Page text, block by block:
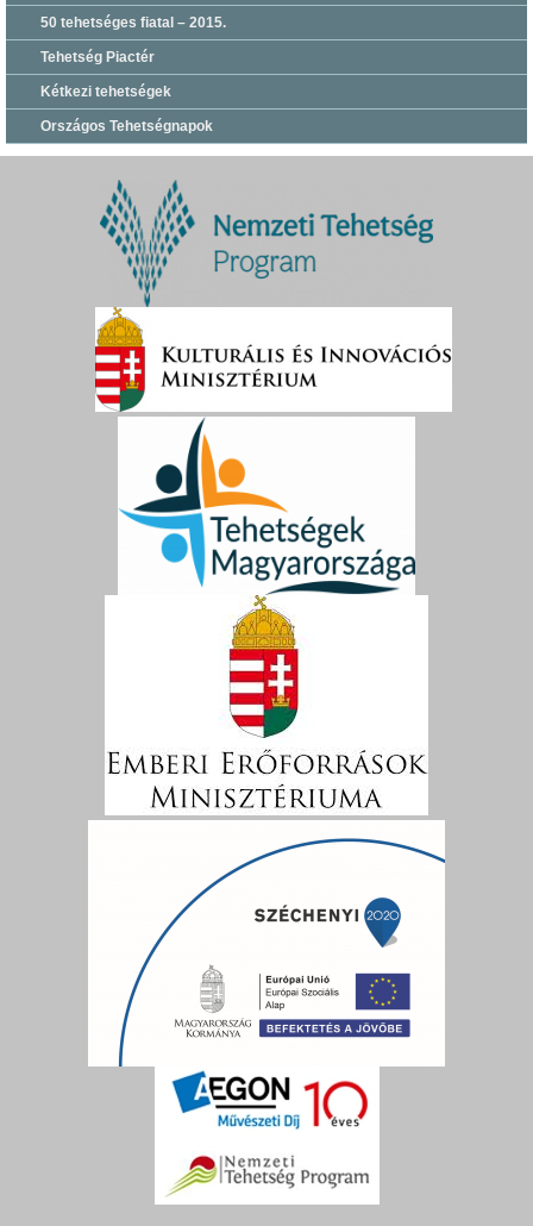
50 tehetséges fiatal – 2015.
Tehetség Piactér
Kétkezi tehetségek
Országos Tehetségnapok